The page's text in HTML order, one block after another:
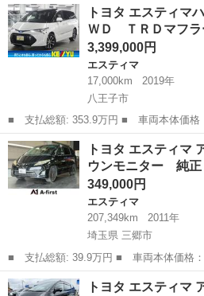
ス プレミアム－Ｇ 純１０型フルセグＳ
ニター／...
東京 足立区 エスティマ
トヨタ エスティマ
ＷＤ ＴＲＤマフ
3,399,000円
エスティマ
17,000km
2019年
八王子市
■ 支払総額: 353.9万円 ■ 車両本体価格： 3,399,000 円 ■ メーカ
ー名： トヨタ ■ 車種名： エスティマ
名： アエラス ４ＷＤ ＴＲＤマフラ
電動スラ...
東京 八王子市 エスティマ
トヨタ エスティマ
ウンモニター 純
349,000円
エスティマ
207,349km
2011年
埼玉県 三郷市
■ 支払総額: 39.9万円 ■ 車両本体価格： 349,000 円 ■ メーカー
名： トヨタ ■ 車種名： エスティマ
ス 後席フリップダウンモニター 純正
埼玉 三郷市 エスティマ
トヨタ エスティマ